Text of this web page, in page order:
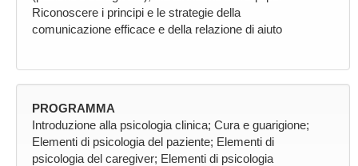
Riconoscere i principi e le strategie della
comunicazione efficace e della relazione di aiuto
PROGRAMMA
Introduzione alla psicologia clinica; Cura e guarigione;
Elementi di psicologia del paziente; Elementi di
psicologia del caregiver; Elementi di psicologia